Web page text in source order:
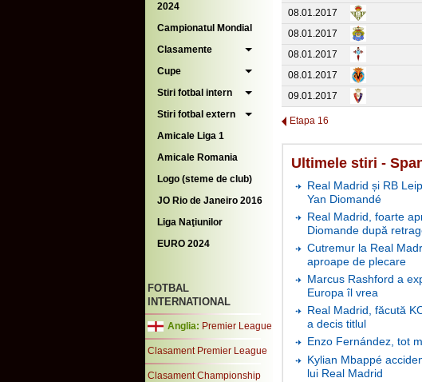
2024
Campionatul Mondial
Clasamente
Cupe
Stiri fotbal intern
Stiri fotbal extern
Amicale Liga 1
Amicale Romania
Logo (steme de club)
JO Rio de Janeiro 2016
Liga Naţiunilor
EURO 2024
FOTBAL
INTERNATIONAL
Anglia: Premier League
Clasament Premier League
Clasament Championship
08.01.2017
08.01.2017
08.01.2017
08.01.2017
09.01.2017
Etapa 16
Ultimele stiri -
Real Madrid și RB
Yan Diomandé
Real Madrid, foarte
Diomande după
Cutremur la Real
aproape de plecare
Marcus Rashford a
Europa îl vrea
Real Madrid, făcută
a decis titlul
Enzo Fernández, tot
Kylian Mbappé
lui Real Madrid